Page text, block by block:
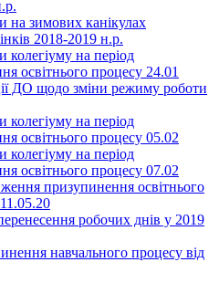
на зимових канікулах
2018-2019 н.р.
колегіуму на період
освітнього процесу 24.01
ДО щодо зміни режиму роботи
колегіуму на період
освітнього процесу 05.02
колегіуму на період
освітнього процесу 07.02
призупинення освітнього
робочих днів у 2019
навчального процесу від